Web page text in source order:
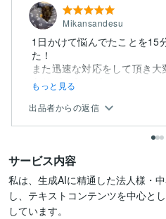
Mikansandesu
1日かけて悩んでたことを15
た！
また迅速な対応をして頂き
ありがとうござい...
もっと見る
出品者からの返信
サービス内容
私は、生成AIに精通した法人様・
し、テキストコンテンツを中心と
しています。